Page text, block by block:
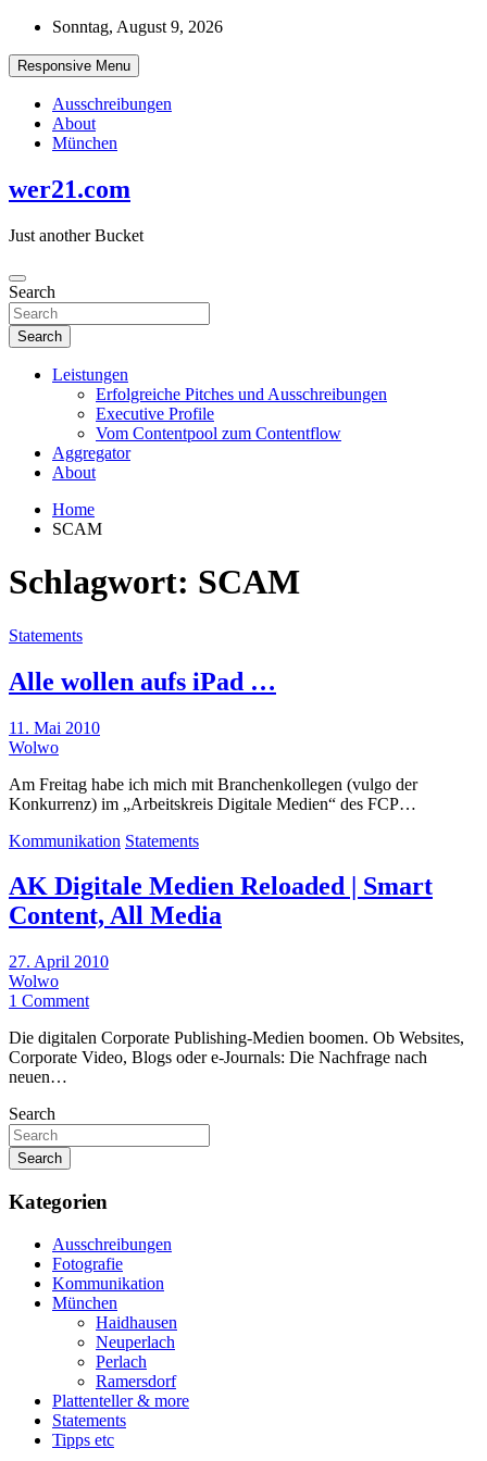
Skip
content
Sonntag, August 9, 2026
Responsive Menu
Ausschreibungen
About
München
wer21.com
Just another Bucket
Search
Search
Leistungen
Erfolgreiche Pitches und Ausschreibungen
Executive Profile
Vom Contentpool zum Contentflow
Aggregator
About
Home
SCAM
Schlagwort: SCAM
Statements
Alle wollen aufs iPad …
11. Mai 2010
Wolwo
Am Freitag habe ich mich mit Branchenkollegen (vulgo der
Konkurrenz) im „Arbeitskreis Digitale Medien“ des FCP…
Kommunikation Statements
AK Digitale Medien Reloaded | Smart
Content, All Media
27. April 2010
Wolwo
1 Comment
Die digitalen Corporate Publishing-Medien boomen. Ob Websites,
Corporate Video, Blogs oder e-Journals: Die Nachfrage nach
neuen…
Search
Search
Kategorien
Ausschreibungen
Fotografie
Kommunikation
München
Haidhausen
Neuperlach
Perlach
Ramersdorf
Plattenteller & more
Statements
Tipps etc